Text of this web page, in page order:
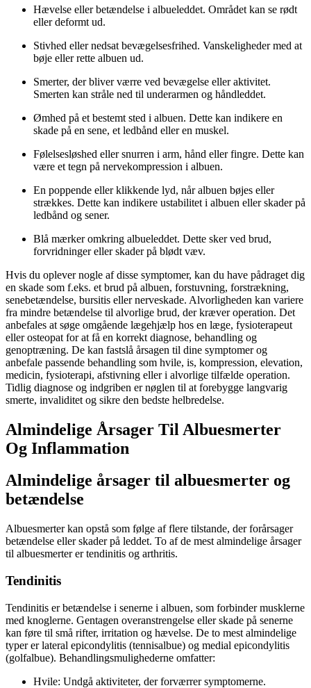
Hævelse eller betændelse i albueleddet. Området kan se rødt
eller deformt ud.
Stivhed eller nedsat bevægelsesfrihed. Vanskeligheder med at
bøje eller rette albuen ud.
Smerter, der bliver værre ved bevægelse eller aktivitet.
Smerten kan stråle ned til underarmen og håndleddet.
Ømhed på et bestemt sted i albuen. Dette kan indikere en
skade på en sene, et ledbånd eller en muskel.
Følelsesløshed eller snurren i arm, hånd eller fingre. Dette kan
være et tegn på nervekompression i albuen.
En poppende eller klikkende lyd, når albuen bøjes eller
strækkes. Dette kan indikere ustabilitet i albuen eller skader på
ledbånd og sener.
Blå mærker omkring albueleddet. Dette sker ved brud,
forvridninger eller skader på blødt væv.
Hvis du oplever nogle af disse symptomer, kan du have pådraget dig
en skade som f.eks. et brud på albuen, forstuvning, forstrækning,
senebetændelse, bursitis eller nerveskade. Alvorligheden kan variere
fra mindre betændelse til alvorlige brud, der kræver operation. Det
anbefales at søge omgående lægehjælp hos en læge, fysioterapeut
eller osteopat for at få en korrekt diagnose, behandling og
genoptræning. De kan fastslå årsagen til dine symptomer og
anbefale passende behandling som hvile, is, kompression, elevation,
medicin, fysioterapi, afstivning eller i alvorlige tilfælde operation.
Tidlig diagnose og indgriben er nøglen til at forebygge langvarig
smerte, invaliditet og sikre den bedste helbredelse.
Almindelige Årsager Til Albuesmerter
Og Inflammation
Almindelige årsager til albuesmerter og
betændelse
Albuesmerter kan opstå som følge af flere tilstande, der forårsager
betændelse eller skader på leddet. To af de mest almindelige årsager
til albuesmerter er tendinitis og arthritis.
Tendinitis
Tendinitis er betændelse i senerne i albuen, som forbinder musklerne
med knoglerne. Gentagen overanstrengelse eller skade på senerne
kan føre til små rifter, irritation og hævelse. De to mest almindelige
typer er lateral epicondylitis (tennisalbue) og medial epicondylitis
(golfalbue). Behandlingsmulighederne omfatter:
Hvile: Undgå aktiviteter, der forværrer symptomerne.